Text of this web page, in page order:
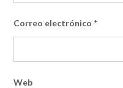
Correo electrónico *
Web